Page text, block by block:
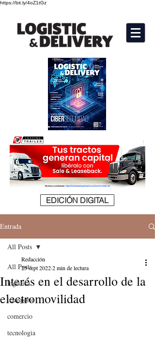
https://bit.ly/4oZ1tGz
EDICIÓN DIGITAL
Entrada
All Posts
logistica
transporte
comercio
tecnologia
All Posts
Interés en el desarrollo de la
electromovilidad
Redacción
25 sept 20222 min de lectura